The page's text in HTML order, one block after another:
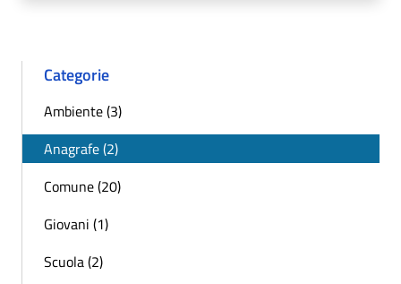
Categorie
Ambiente (3)
Anagrafe (2)
Comune (20)
Giovani (1)
Scuola (2)